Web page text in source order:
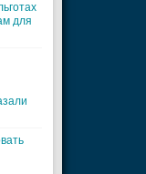
для